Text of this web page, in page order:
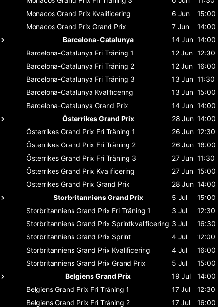
Monacos Grand Prix Kvalificering 6 Jun
15:00
Monacos Grand Prix Grand Prix 7 Jun
14:00
Barcelona-Catalunya
14 Jun 14:00
Barcelona-Catalunya Fri Träning 1 12 Jun 12:30
Barcelona-Catalunya Fri Träning 2 12 Jun 16:00
Barcelona-Catalunya Fri Träning 3 13 Jun 11:30
Barcelona-Catalunya Kvalificering 13 Jun 15:00
Barcelona-Catalunya Grand Prix 14 Jun 14:00
Österrikes Grand Prix
28 Jun 14:00
Österrikes Grand Prix Fri Träning 1 26 Jun 12:30
Österrikes Grand Prix Fri Träning 2 26 Jun 16:00
Österrikes Grand Prix Fri Träning 3 27 Jun 11:30
Österrikes Grand Prix Kvalificering 27 Jun 15:00
Österrikes Grand Prix Grand Prix 28 Jun 14:00
Storbritanniens Grand Prix
5 Jul
15:00
Storbritanniens Grand Prix Fri Träning 1 3 Jul
12:30
Storbritanniens Grand Prix Sprintkvalificering 3 Jul
16:30
Storbritanniens Grand Prix Sprint 4 Jul
12:00
Storbritanniens Grand Prix Kvalificering 4 Jul
16:00
Storbritanniens Grand Prix Grand Prix 5 Jul
15:00
Belgiens Grand Prix
19 Jul
14:00
Belgiens Grand Prix Fri Träning 1 17 Jul
12:30
Belgiens Grand Prix Fri Träning 2 17 Jul
16:00